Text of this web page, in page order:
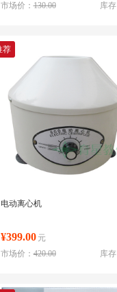
库
市场价：130.00
荐
电动离心机
¥399.00 元
库
市场价：420.00